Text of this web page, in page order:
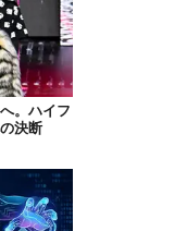
告に食の要素を取り入
そうな食べ物を並べる
Marcusは、著名
ェフインフルエンサー
ーベルKhaiteは、「ビ
ルのMiller High Lifeボ
。ハイフ
決断